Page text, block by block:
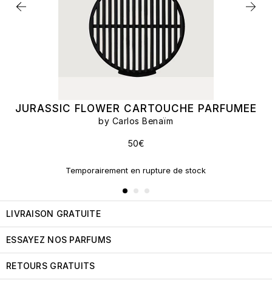
JURASSIC FLOWER CARTOUCHE PARFUMEE
by Carlos Benaïm
50€
Temporairement en rupture de stock
LIVRAISON GRATUITE
ESSAYEZ NOS PARFUMS
RETOURS GRATUITS